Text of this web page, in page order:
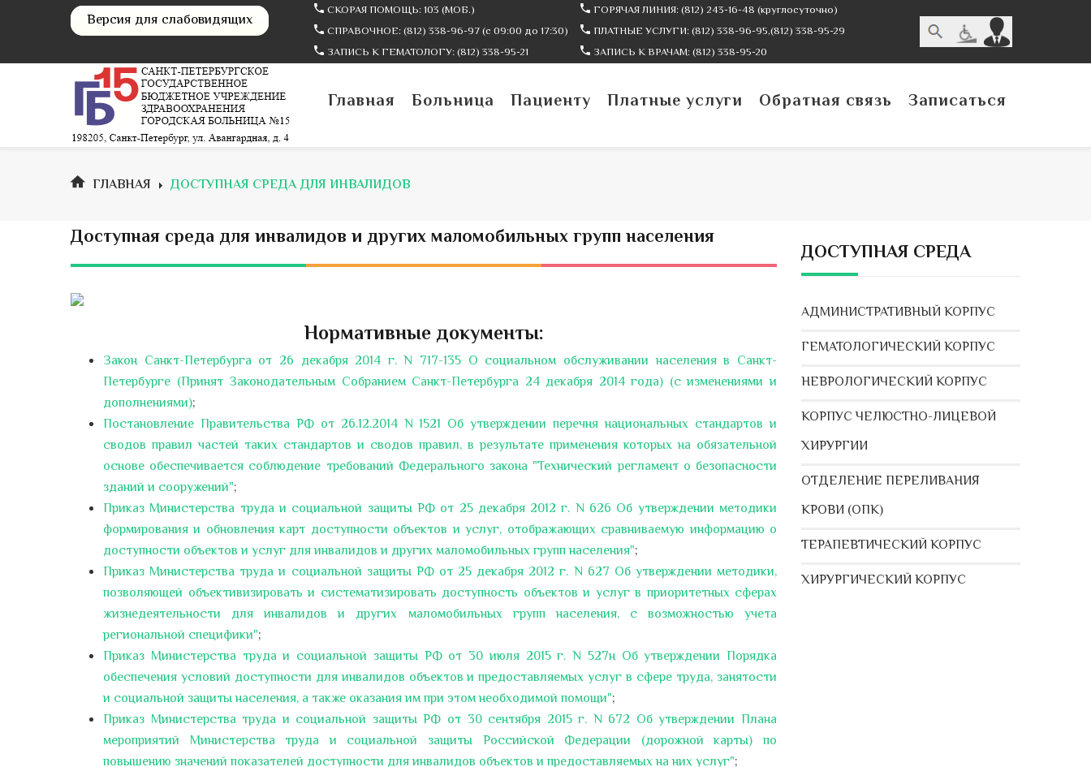
Версия для слабовидящих
СКОРАЯ ПОМОЩЬ: 103 (МОБ.)
СПРАВОЧНОЕ: (812) 338-96-97 (c 09:00 до 17:30)
ЗАПИСЬ К ГЕМАТОЛОГУ: (812) 338-95-21
ГОРЯЧАЯ ЛИНИЯ: (812) 243-16-48 (круглосуточно)
ПЛАТНЫЕ УСЛУГИ: (812) 338-96-95,(812) 338-95-29
ЗАПИСЬ К ВРАЧАМ: (812) 338-95-20
Главная Больница Пациенту Платные услуги Обратная связь Записаться
ГЛАВНАЯ ДОСТУПНАЯ СРЕДА ДЛЯ ИНВАЛИДОВ
Доступная среда для инвалидов и других маломобильных групп населения
Нормативные документы:
Закон Санкт-Петербурга от 26 декабря 2014 г. N 717-135 О социальном обслуживании населения в Санкт-
Петербурге (Принят Законодательным Собранием Санкт-Петербурга 24 декабря 2014 года) (с изменениями и
дополнениями);
Постановление Правительства РФ от 26.12.2014 N 1521 Об утверждении перечня национальных стандартов и
сводов правил частей таких стандартов и сводов правил, в результате применения которых на обязательной
основе обеспечивается соблюдение требований Федерального закона "Технический регламент о безопасности
зданий и сооружений";
Приказ Министерства труда и социальной защиты РФ от 25 декабря 2012 г. N 626 Об утверждении методики
формирования и обновления карт доступности объектов и услуг, отображающих сравниваемую информацию о
доступности объектов и услуг для инвалидов и других маломобильных групп населения";
Приказ Министерства труда и социальной защиты РФ от 25 декабря 2012 г. N 627 Об утверждении методики,
позволяющей объективизировать и систематизировать доступность объектов и услуг в приоритетных сферах
жизнедеятельности для инвалидов и других маломобильных групп населения, с возможностью учета
региональной специфики";
Приказ Министерства труда и социальной защиты РФ от 30 июля 2015 г. N 527н Об утверждении Порядка
обеспечения условий доступности для инвалидов объектов и предоставляемых услуг в сфере труда, занятости
и социальной защиты населения, а также оказания им при этом необходимой помощи";
Приказ Министерства труда и социальной защиты РФ от 30 сентября 2015 г. N 672 Об утверждении Плана
мероприятий Министерства труда и социальной защиты Российской Федерации (дорожной карты) по
повышению значений показателей доступности для инвалидов объектов и предоставляемых на них услуг";
ДОСТУПНАЯ СРЕДА
АДМИНИСТРАТИВНЫЙ КОРПУС
ГЕМАТОЛОГИЧЕСКИЙ КОРПУС
НЕВРОЛОГИЧЕСКИЙ КОРПУС
КОРПУС ЧЕЛЮСТНО-ЛИЦЕВОЙ
ХИРУРГИИ
ОТДЕЛЕНИЕ ПЕРЕЛИВАНИЯ
КРОВИ (ОПК)
ТЕРАПЕВТИЧЕСКИЙ КОРПУС
ХИРУРГИЧЕСКИЙ КОРПУС